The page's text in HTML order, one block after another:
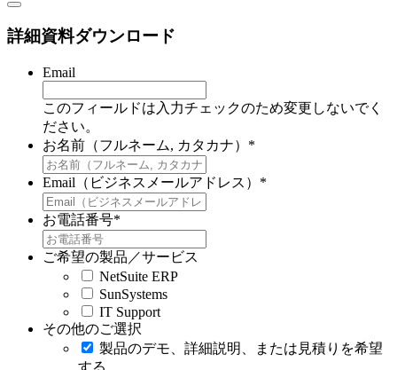
詳細資料ダウンロード
Email
このフィールドは入力チェックのため変更しないでく
ださい。
お名前（フルネーム, カタカナ） *
Email（ビジネスメールアドレス） *
お電話番号*
ご希望の製品／サービス
NetSuite ERP
SunSystems
IT Support
その他のご選択
製品のデモ、詳細説明、または見積りを希望
する